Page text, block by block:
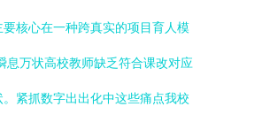
核心在一种跨真实的项目育人模
万状高校教师缺乏符合课改对应
紧抓数字出出化中这些痛点我校